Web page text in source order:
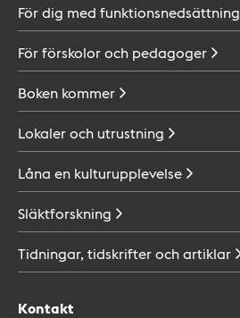
För dig med funktionsnedsättning
För förskolor och pedagoger
Boken kommer
Lokaler och utrustning
Låna en kulturupplevelse
Släktforskning
Tidningar, tidskrifter ochartiklar
Kontakt